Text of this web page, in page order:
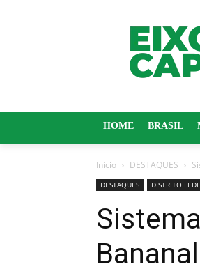
HOME BRASIL
Início DESTAQUES
DESTAQUES DISTRITO